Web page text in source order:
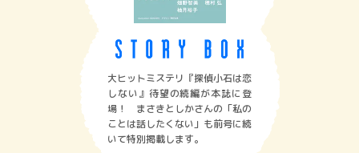
大ヒットミステリ『探偵小石は恋
しない』待望の続編が本誌に登
場！ まさきとしかさんの「私の
ことは話したくない」も前号に続
いて特別掲載します。